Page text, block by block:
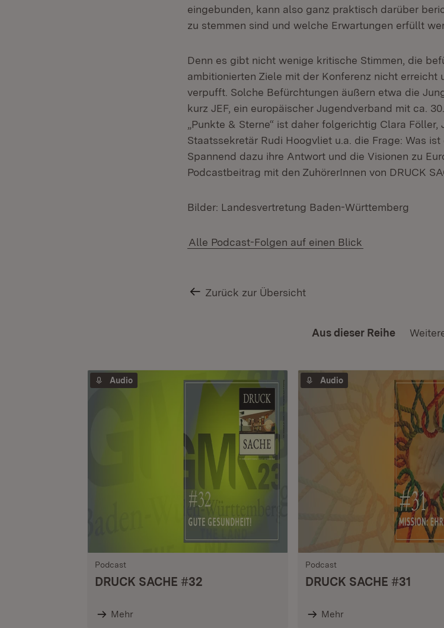
eingebunden, kann also ganz praktisch darüber
zu stemmen sind und welche Erwartungen erfüllt
Denn es gibt nicht wenige kritische Stimmen, die
ambitionierten Ziele mit der Konferenz nicht erreicht
verpufft. Solche Befürchtungen äußern etwa die
kurz JEF, ein europäischer Jugendverband mit ca.
„Punkte & Sterne“ ist daher folgerichtig Clara
Staatssekretär Rudi Hoogvliet u.a. die Frage: Was
Spannend dazu ihre Antwort und die Visionen zu
Podcastbeitrag mit den ZuhörerInnen von DRUCK
Bilder: Landesvertretung Baden-Württemberg
Alle Podcast-Folgen auf einen Blick
Zurück zur Übersicht
Aus dieser Reihe
Audio
Podcast
DRUCK SACHE #32
Mehr
Audio
Podcast
DRUCK SACHE #31
Mehr